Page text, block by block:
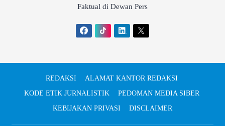
Faktual di Dewan Pers
REDAKSI
ALAMAT KANTOR REDAKSI
KODE ETIK JURNALISTIK
PEDOMAN MEDIA SIBER
KEBIJAKAN PRIVASI
DISCLAIMER